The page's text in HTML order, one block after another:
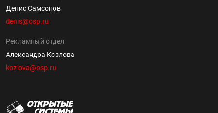
Денис Самсонов
denis@osp.ru
Рекламный отдел
Александра Козлова
kozlova@osp.ru